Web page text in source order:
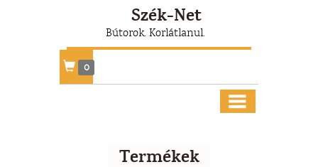
Szék-Net
Bútorok. Korlátlanul.
0
Termékek